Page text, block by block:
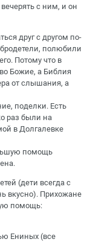
с ним, и он
друг с другом по-
полюбили
Потому что в
Божие, а Библия
от слышания, а
поделки. Есть
раз были на
в Долгалевке
помощь
(дети всегда с
вкусно). Прихожане
помощь:
Ениных (все